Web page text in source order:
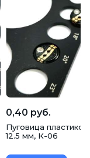
0,40 руб.
Пуговица
12.5 мм, К-06